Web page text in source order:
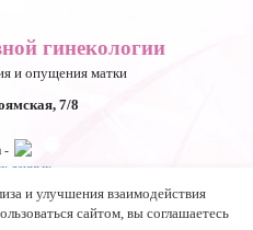
гинекологии
и опущения матки
7/8
-
данных
г., выдана
и улучшения взаимодействия
сайтом, вы соглашаетесь